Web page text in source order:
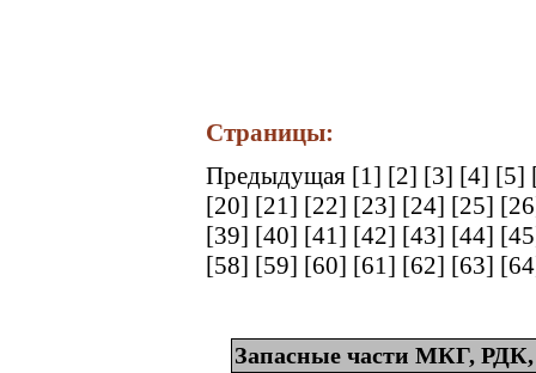
Страницы:
Предыдущая [1] [2] [3] [4] [5]
[20] [21] [22] [23] [24] [25]
[39] [40] [41] [42] [43] [44]
[58] [59] [60] [61] [62] [63]
Запасные части МКГ,